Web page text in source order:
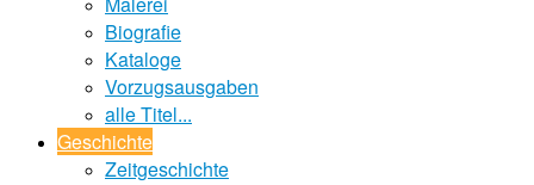
Biografie
Kataloge
Vorzugsausgaben
alle Titel...
Geschichte
Zeitgeschichte